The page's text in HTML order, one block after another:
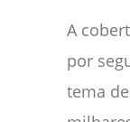
A
por
tema